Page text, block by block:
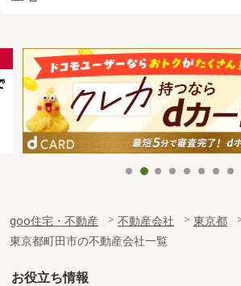
goo住宅・不動産 不動産会社 東京都
東京都町田市の不動産会社一覧
お役立ち情報